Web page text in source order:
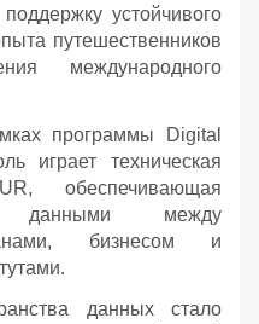
устойчивого
путешественников
международного
программы Digital
играет техническая
обеспечивающая
данными между
бизнесом и
данных стало